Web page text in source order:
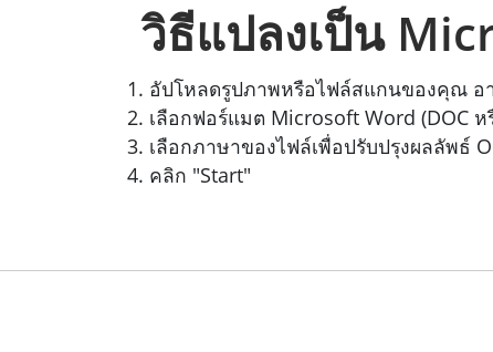
วิธีแปลงเป็น
อัปโหลดรูปภาพหรือไฟล์สแกนของคุณ อา
เลือกฟอร์แมต Microsoft Word (DOC ห
เลือกภาษาของไฟล์เพื่อปรับปรุงผลลัพธ์
คลิก "Start"